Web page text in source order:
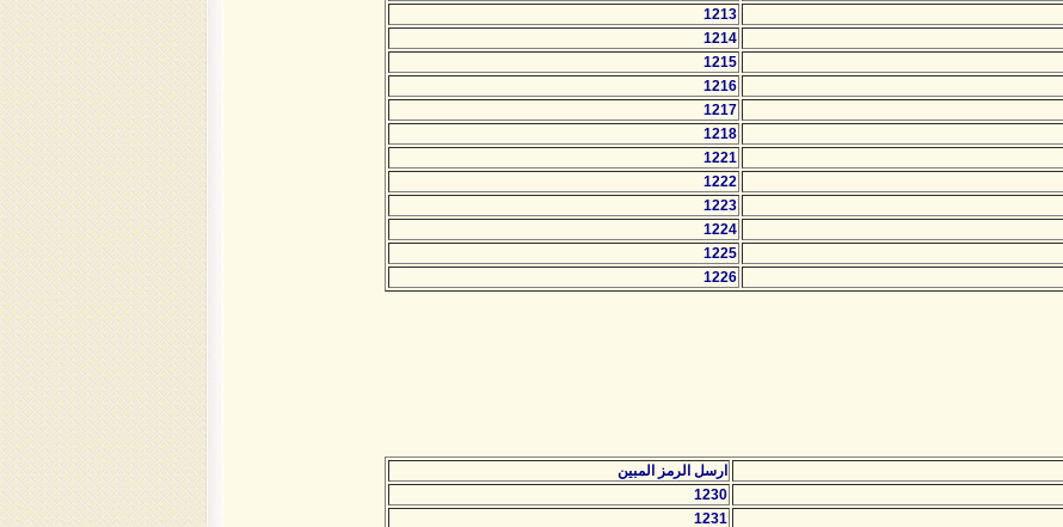
1213
1214
1215
1216
1217
1218
1221
1222
1223
1224
1225
1226
ارسل الرمز المبين
1230
1231